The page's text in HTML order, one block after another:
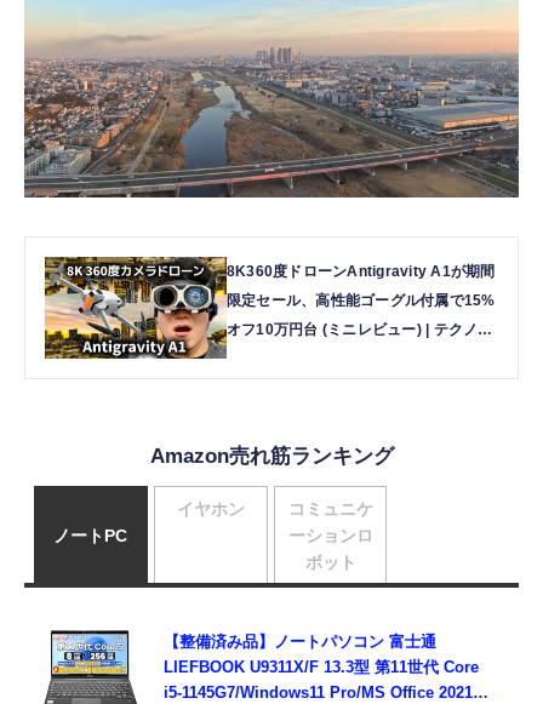
8K360度ドローンAntigravity A1が期間
限定セール、高性能ゴーグル付属で15%
オフ10万円台 (ミニレビュー) | テクノエ
Amazon売れ筋ランキング
ノートPC
【整備済み品】ノートパソコン 富士通
LIEFBOOK U9311X/F 13.3型 第11世代 Core
i5-1145G7/Windows11 Pro/MS Office 2021搭
イヤホン
コミュニケ
ーションロ
ボット